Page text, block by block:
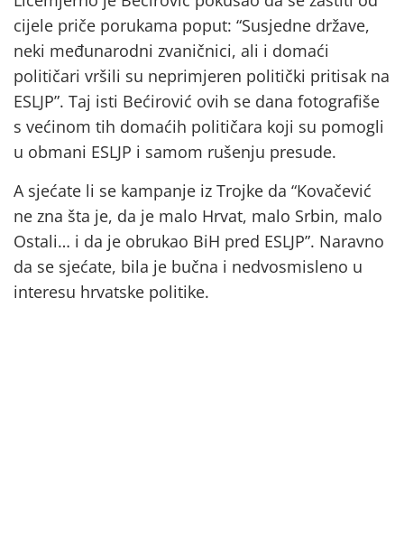
cijele priče porukama poput: “Susjedne države,
neki međunarodni zvaničnici, ali i domaći
političari vršili su neprimjeren politički pritisak na
ESLJP”. Taj isti Bećirović ovih se dana fotografiše
s većinom tih domaćih političara koji su pomogli
u obmani ESLJP i samom rušenju presude.
A sjećate li se kampanje iz Trojke da “Kovačević
ne zna šta je, da je malo Hrvat, malo Srbin, malo
Ostali… i da je obrukao BiH pred ESLJP”. Naravno
da se sjećate, bila je bučna i nedvosmisleno u
interesu hrvatske politike.